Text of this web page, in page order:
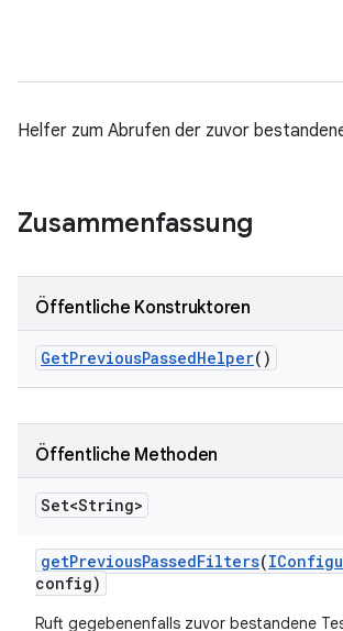
Helfer zum Abrufen der zuvor
Zusammenfassung
Öffentliche Konstruktoren
GetPreviousPassedHelper()
Öffentliche Methoden
Set<String>
getPreviousPassedFilters(
config)
Ruft gegebenenfalls zuvor bestandene